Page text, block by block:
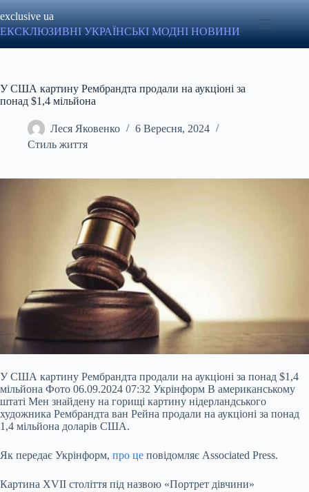
до
вмісту
exclusive ua
ЕКСКЛЮЗИВНІ УКРАЇНСЬКІ МОДНІ НОВИНИ
У США картину Рембрандта продали на аукціоні за
понад $1,4 мільйона
Леся Яковенко
6 Вересня, 2024
Стиль життя
У США картину Рембрандта продали на аукціоні за понад $1,4
мільйона Фото 06.09.2024 07:32 Укрінформ В американському
штаті Мен знайдену на горищі картину нідерландського
художника Рембрандта ван Рейна продали на аукціоні за понад
1,4 мільйона доларів США.
Як передає Укрінформ, про це повідомляє Associated Press.
Картина XVII століття під назвою «Портрет дівчини»